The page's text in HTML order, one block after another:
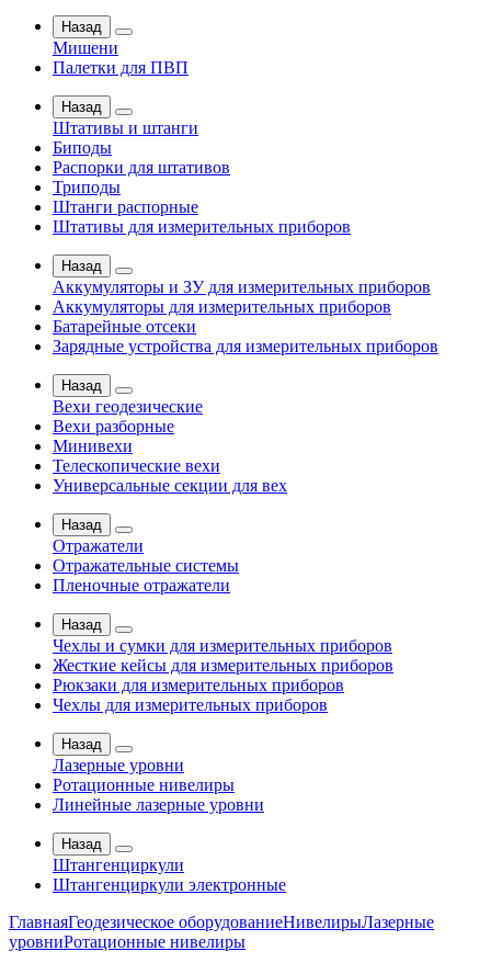
Назад
Мишени
Палетки для ПВП
Назад
Штативы и штанги
Биподы
Распорки для штативов
Триподы
Штанги распорные
Штативы для измерительных приборов
Назад
Аккумуляторы и ЗУ для измерительных приборов
Аккумуляторы для измерительных приборов
Батарейные отсеки
Зарядные устройства для измерительных приборов
Назад
Вехи геодезические
Вехи разборные
Минивехи
Телескопические вехи
Универсальные секции для вех
Назад
Отражатели
Отражательные системы
Пленочные отражатели
Назад
Чехлы и сумки для измерительных приборов
Жесткие кейсы для измерительных приборов
Рюкзаки для измерительных приборов
Чехлы для измерительных приборов
Назад
Лазерные уровни
Ротационные нивелиры
Линейные лазерные уровни
Назад
Штангенциркули
Штангенциркули электронные
ГлавнаяГеодезическое оборудованиеНивелирыЛазерные
уровниРотационные нивелиры